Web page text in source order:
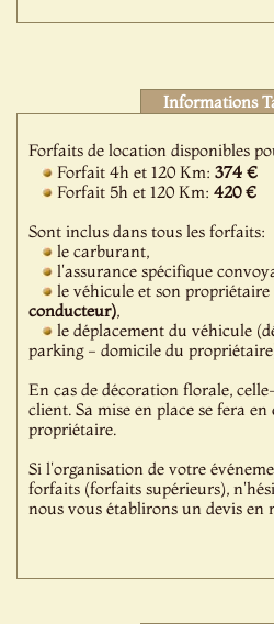
Informations
Forfaits de location disponibles
Forfait 4h et 120 Km:374 €
Forfait 5h et 120 Km:420 €
Sont inclus dans tous les forfaits:
le carburant,
l'assurance spécifique
le véhicule et son propriétaire
conducteur),
le déplacement du véhicule
parking - domicile du
En cas de décoration florale,
client. Sa mise en place se fera
propriétaire.
Si l'organisation de votre
forfaits (forfaits supérieurs),
nous vous établirons un devis en